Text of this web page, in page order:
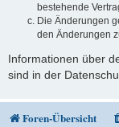
bestehende
Die Änderungen
den Änderungen
Informationen über
sind in der
Foren-Übersicht